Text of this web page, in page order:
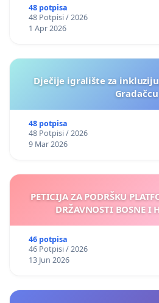
48 potpisa
48 Potpisi / 2026
1 Apr 2026
Dječije igralište za inkluziju, igralište za sve
Gradačcu
48 potpisa
48 Potpisi / 2026
9 Mar 2026
PETICIJA ZA PODRŠKU
DRŽAVNOSTI BOSNE I
46 potpisa
46 Potpisi / 2026
13 Jun 2026